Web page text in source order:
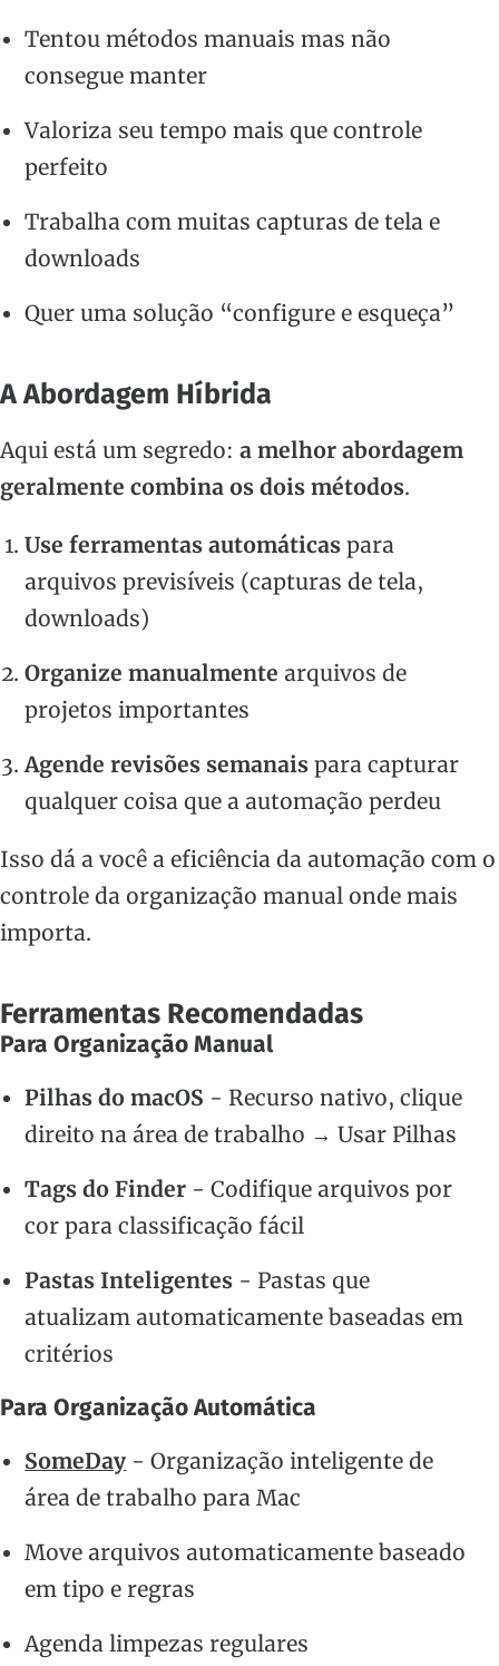
Tentou métodos manuais mas não
consegue manter
Valoriza seu tempo mais que controle
perfeito
Trabalha com muitas capturas de tela e
downloads
Quer uma solução “configure e esqueça”
A Abordagem Híbrida
Aqui está um segredo: a melhor abordagem
geralmente combina os dois métodos.
Use ferramentas automáticas para
arquivos previsíveis (capturas de tela,
downloads)
Organize manualmente arquivos de
projetos importantes
Agende revisões semanais para capturar
qualquer coisa que a automação perdeu
Isso dá a você a eficiência da automação com o
controle da organização manual onde mais
importa.
Ferramentas Recomendadas
Para Organização Manual
Pilhas do macOS - Recurso nativo, clique
direito na área de trabalho → Usar Pilhas
Tags do Finder - Codifique arquivos por
cor para classificação fácil
Pastas Inteligentes - Pastas que
atualizam automaticamente baseadas em
critérios
Para Organização Automática
SomeDay - Organização inteligente de
área de trabalho para Mac
Move arquivos automaticamente baseado
em tipo e regras
Agenda limpezas regulares